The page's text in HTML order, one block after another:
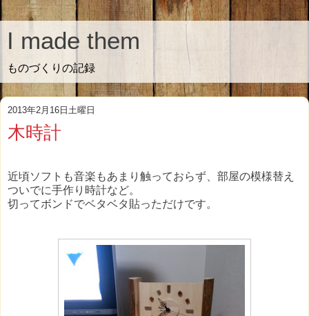
I made them
ものづくりの記録
2013年2月16日土曜日
木時計
近頃ソフトも音楽もあまり触っておらず、部屋の模様替え
ついでに手作り時計など。
切ってボンドでベタベタ貼っただけです。